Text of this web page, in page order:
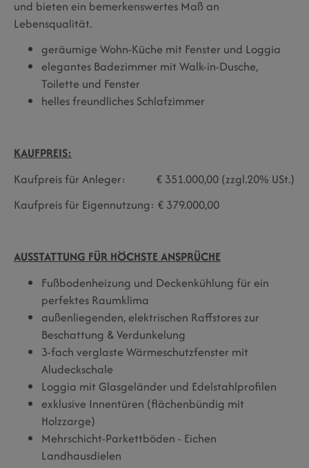
und bieten ein bemerkenswertes Maß an
Lebensqualität.
geräumige Wohn-Küche mit Fenster und Loggia
elegantes Badezimmer mit Walk-in-Dusche,
Toilette und Fenster
helles freundliches Schlafzimmer
KAUFPREIS:
Kaufpreis für Anleger: € 351.000,00 (zzgl.20% USt.)
Kaufpreis für Eigennutzung: € 379.000,00
AUSSTATTUNG FÜR HÖCHSTE ANSPRÜCHE
Fußbodenheizung und Deckenkühlung für ein
perfektes Raumklima
außenliegenden, elektrischen Raffstores zur
Beschattung & Verdunkelung
3-fach verglaste Wärmeschutzfenster mit
Aludeckschale
Loggia mit Glasgeländer und Edelstahlprofilen
exklusive Innentüren (flächenbündig mit
Holzzarge)
Mehrschicht-Parkettböden - Eichen
Landhausdielen